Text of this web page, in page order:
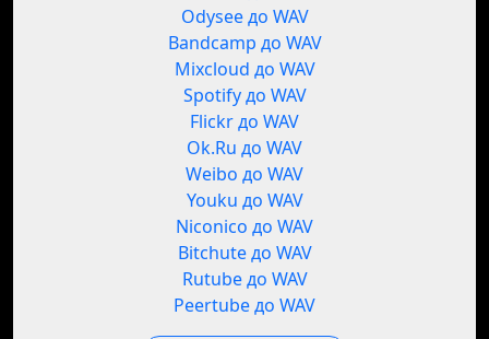
Odysee до WAV
Bandcamp до WAV
Mixcloud до WAV
Spotify до WAV
Flickr до WAV
Ok.Ru до WAV
Weibo до WAV
Youku до WAV
Niconico до WAV
Bitchute до WAV
Rutube до WAV
Peertube до WAV